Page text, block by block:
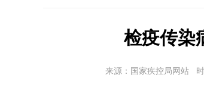
检疫传染
来源：国家疾控局网站